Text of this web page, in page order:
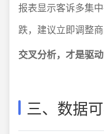
报表显示客诉多集中
跌，建议立即调整
交叉分析，才是驱
三、数据